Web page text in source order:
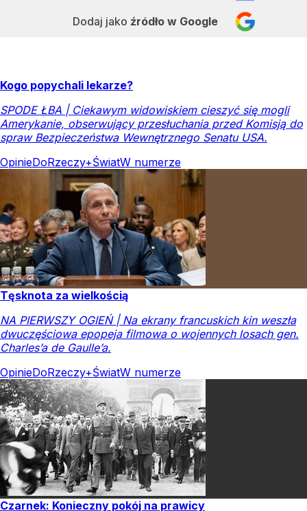
Dodaj jako źródło w Google
Kogo popychali lekarze?
SPODE ŁBA | Ciekawym widowiskiem cieszyć się mogli
Amerykanie, obserwujący przesłuchania przed Komisją do
spraw Bezpieczeństwa Wewnętrznego Senatu USA.
OpinieDoRzeczy+ŚwiatW numerze
Tęsknota za wielkością
NA PIERWSZY OGIEŃ | Na ekrany francuskich kin weszła
dwuczęściowa epopeja filmowa o wojennych losach gen.
Charles’a de Gaulle’a.
OpinieDoRzeczy+ŚwiatW numerze
Czarnek: Konieczny pokój na prawicy